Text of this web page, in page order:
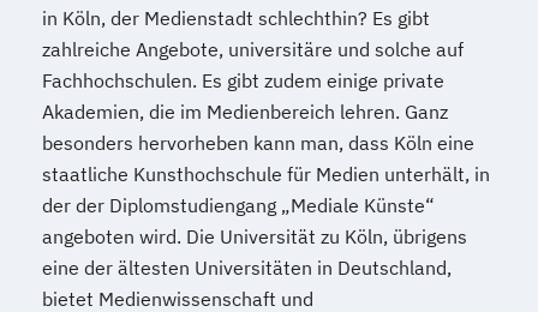
in Köln, der Medienstadt schlechthin? Es gibt
zahlreiche Angebote, universitäre und solche auf
Fachhochschulen. Es gibt zudem einige private
Akademien, die im Medienbereich lehren. Ganz
besonders hervorheben kann man, dass Köln eine
staatliche Kunsthochschule für Medien unterhält, in
der der Diplomstudiengang „Mediale Künste“
angeboten wird. Die Universität zu Köln, übrigens
eine der ältesten Universitäten in Deutschland,
bietet Medienwissenschaft und